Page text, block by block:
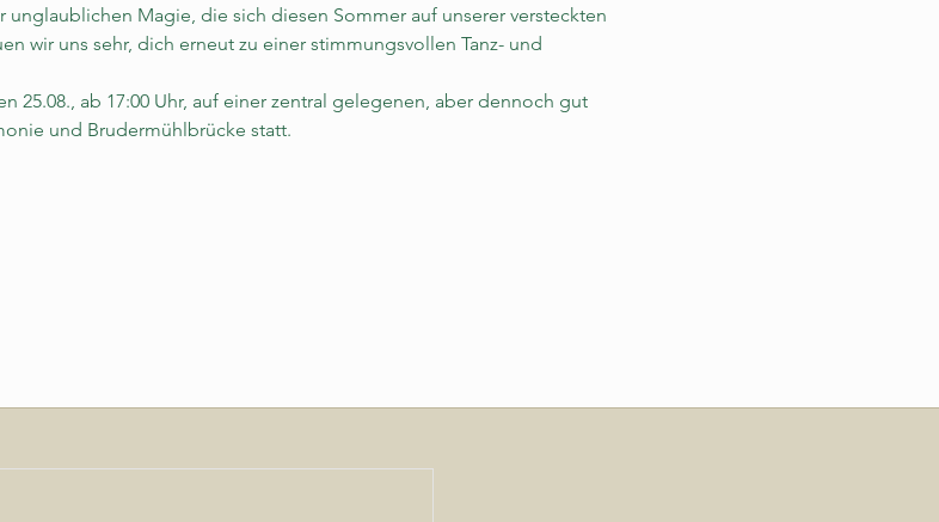
Magie, die sich diesen Sommer auf unserer versteckten
wir uns sehr, dich erneut zu einer stimmungsvollen Tanz- und
25.08., ab 17:00 Uhr, auf einer zentral gelegenen, aber dennoch gut
und Brudermühlbrücke statt.